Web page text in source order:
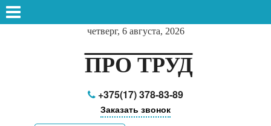
четверг, 6 августа, 2026
ПРО ТРУД
+375(17) 378-83-89
Заказать звонок